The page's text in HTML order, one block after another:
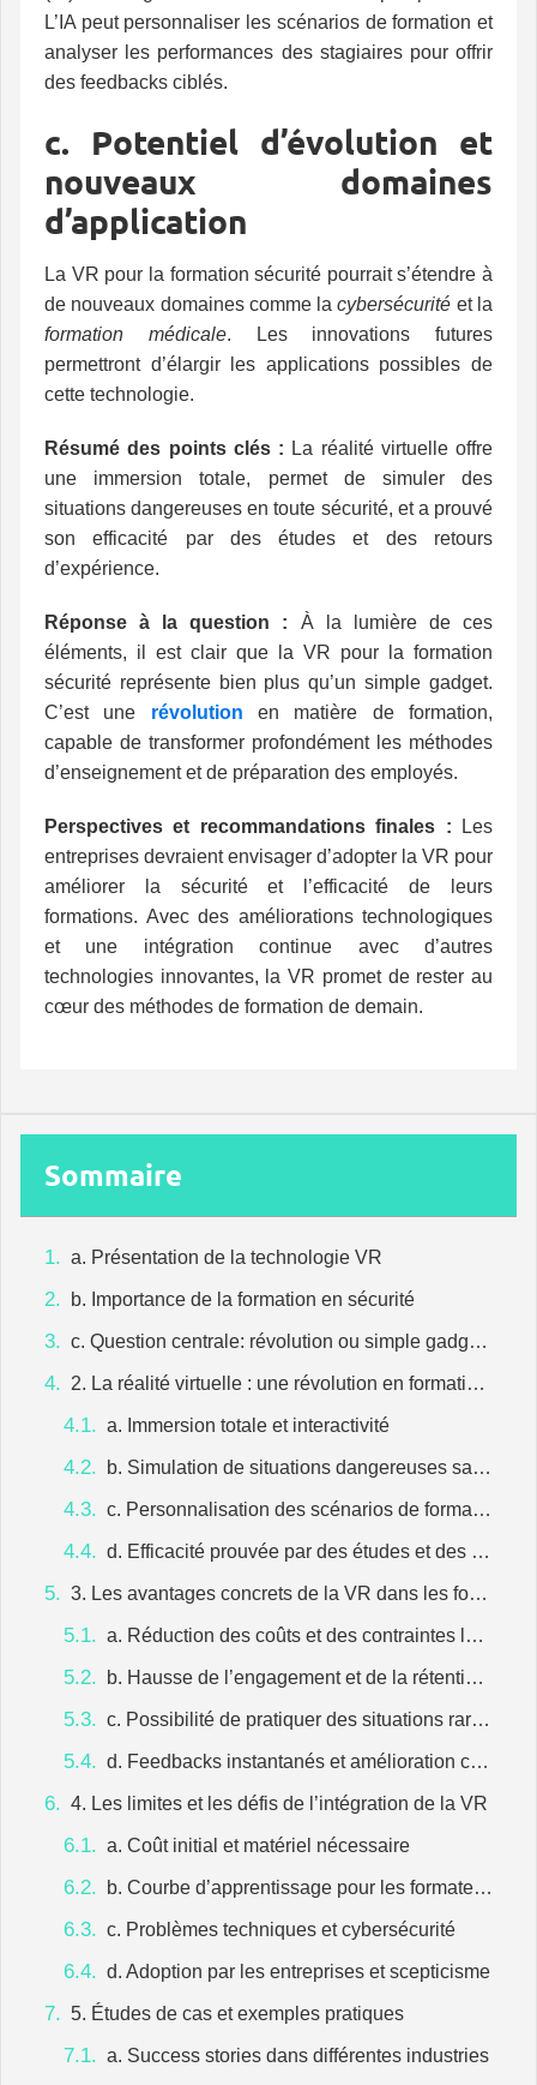
L’IA peut personnaliser les scénarios de formation et
analyser les performances des stagiaires pour offrir
des feedbacks ciblés.
c. Potentiel d’évolution et
nouveaux domaines
d’application
La VR pour la formation sécurité pourrait s’étendre à
de nouveaux domaines comme lacybersécurité et la
formation médicale. Les innovations futures
permettront d’élargir les applications possibles de
cette technologie.
Résumé des points clés : La réalité virtuelle offre
une immersion totale, permet de simuler des
situations dangereuses en toute sécurité, et a prouvé
son efficacité par des études et des retours
d’expérience.
Réponse à la question : À la lumière de ces
éléments, il est clair que la VR pour la formation
sécurité représente bien plus qu’un simple gadget.
C’est une révolution en matière de formation,
capable de transformer profondément les méthodes
d’enseignement et de préparation des employés.
Perspectives et recommandations finales : Les
entreprises devraient envisager d’adopter la VR pour
améliorer la sécurité et l’efficacité de leurs
formations. Avec des améliorations technologiques
et une intégration continue avec d’autres
technologies innovantes, la VR promet de rester au
cœur des méthodes de formation de demain.
Sommaire
a. Présentation de la technologie VR
b. Importance de la formation en sécurité
c. Question centrale: révolution ou simple gadget?
2. La réalité virtuelle : une révolution en formation sécurité
a. Immersion totale et interactivité
b. Simulation de situations dangereuses sans risques réels
c. Personnalisation des scénarios de formation
d. Efficacité prouvée par des études et des retours d’expérience
3. Les avantages concrets de la VR dans les formations sécurité
a. Réduction des coûts et des contraintes logistiques
b. Hausse de l’engagement et de la rétention des connaissances
c. Possibilité de pratiquer des situations rares et spécifiques
d. Feedbacks instantanés et amélioration continue
4. Les limites et les défis de l’intégration de la VR
a. Coût initial et matériel nécessaire
b. Courbe d’apprentissage pour les formateurs et les apprenants
c. Problèmes techniques et cybersécurité
d. Adoption par les entreprises et scepticisme
5. Études de cas et exemples pratiques
a. Success stories dans différentes industries